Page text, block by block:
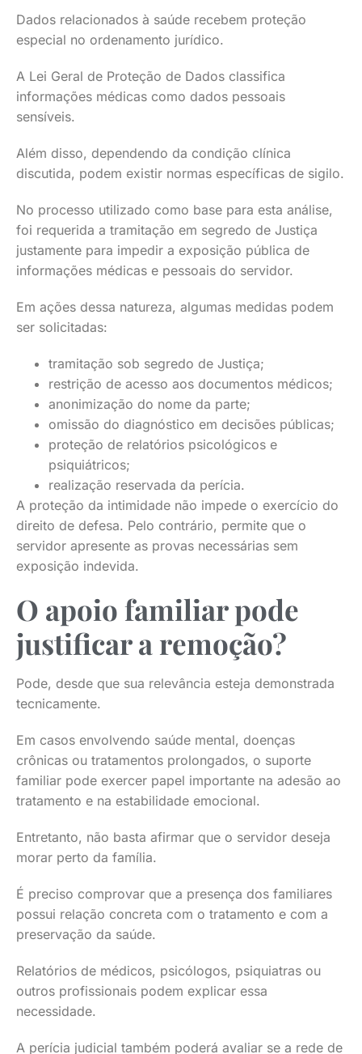
Dados relacionados à saúde recebem proteção
especial no ordenamento jurídico.
A Lei Geral de Proteção de Dados classifica
informações médicas como dados pessoais
sensíveis.
Além disso, dependendo da condição clínica
discutida, podem existir normas específicas de sigilo.
No processo utilizado como base para esta análise,
foi requerida a tramitação em segredo de Justiça
justamente para impedir a exposição pública de
informações médicas e pessoais do servidor.
Em ações dessa natureza, algumas medidas podem
ser solicitadas:
tramitação sob segredo de Justiça;
restrição de acesso aos documentos médicos;
anonimização do nome da parte;
omissão do diagnóstico em decisões públicas;
proteção de relatórios psicológicos e
psiquiátricos;
realização reservada da perícia.
A proteção da intimidade não impede o exercício do
direito de defesa. Pelo contrário, permite que o
servidor apresente as provas necessárias sem
exposição indevida.
O apoio familiar pode
justificar a remoção?
Pode, desde que sua relevância esteja demonstrada
tecnicamente.
Em casos envolvendo saúde mental, doenças
crônicas ou tratamentos prolongados, o suporte
familiar pode exercer papel importante na adesão ao
tratamento e na estabilidade emocional.
Entretanto, não basta afirmar que o servidor deseja
morar perto da família.
É preciso comprovar que a presença dos familiares
possui relação concreta com o tratamento e com a
preservação da saúde.
Relatórios de médicos, psicólogos, psiquiatras ou
outros profissionais podem explicar essa
necessidade.
A perícia judicial também poderá avaliar se a rede de